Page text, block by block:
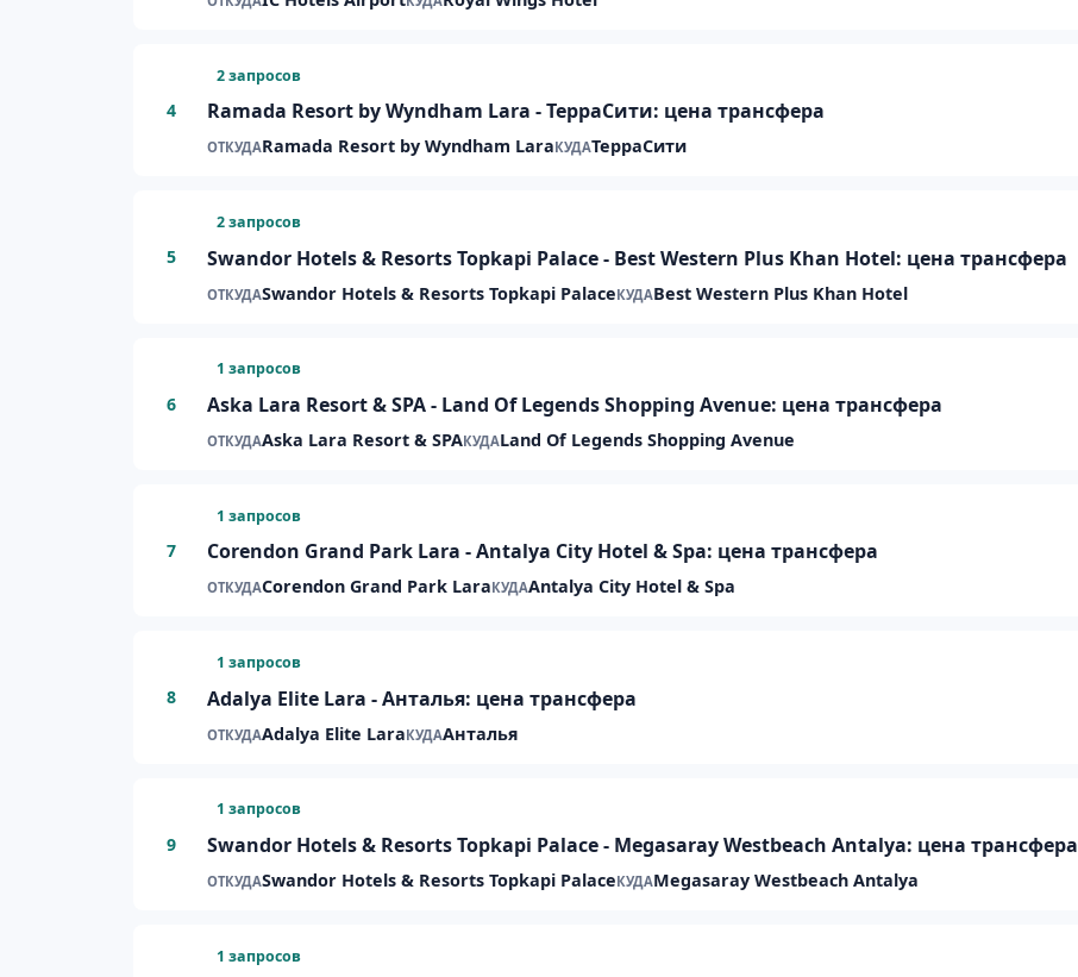
4
2 запросов
Ramada Resort by Wyndham Lara - ТерраСити: цена трансфера
ОТКУДАRamada Resort by Wyndham LaraКУДАТерраСити
5
2 запросов
Swandor Hotels & Resorts Topkapi Palace - Best Western Plus Khan Hotel: цена трансфера
ОТКУДАSwandor Hotels & Resorts Topkapi PalaceКУДАBest Western Plus Khan Hotel
6
1 запросов
Aska Lara Resort & SPA - Land Of Legends Shopping Avenue: цена трансфера
ОТКУДАAska Lara Resort & SPAКУДАLand Of Legends Shopping Avenue
7
1 запросов
Corendon Grand Park Lara - Antalya City Hotel & Spa: цена трансфера
ОТКУДАCorendon Grand Park LaraКУДАAntalya City Hotel & Spa
8
1 запросов
Adalya Elite Lara - Анталья: цена трансфера
ОТКУДАAdalya Elite LaraКУДААнталья
9
1 запросов
Swandor Hotels & Resorts Topkapi Palace - Megasaray Westbeach Antalya: цена трансфера
ОТКУДАSwandor Hotels & Resorts Topkapi PalaceКУДАMegasaray Westbeach Antalya
1 запросов